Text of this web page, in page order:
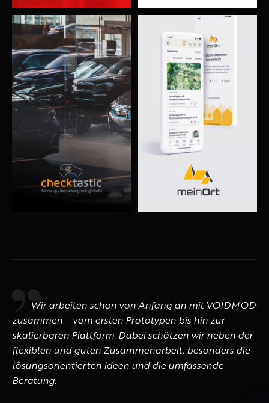
Wirarbeiten schon von Anfang an mit VOIDMOD
zusammen – vom ersten Prototypen bis hin zur
skalierbaren Plattform. Dabei schätzen wir neben der
flexiblen und guten Zusammenarbeit, besonders die
lösungsorientierten Ideen und die umfassende
Beratung.